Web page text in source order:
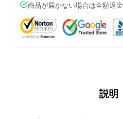
商品が届かない場合は全額返金
説明